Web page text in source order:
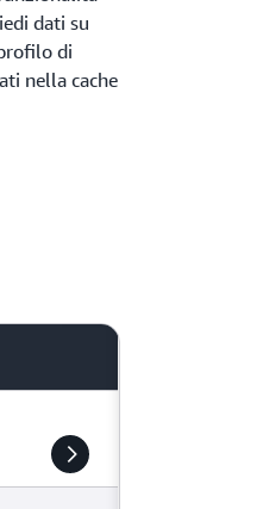
dati su
di
nella cache